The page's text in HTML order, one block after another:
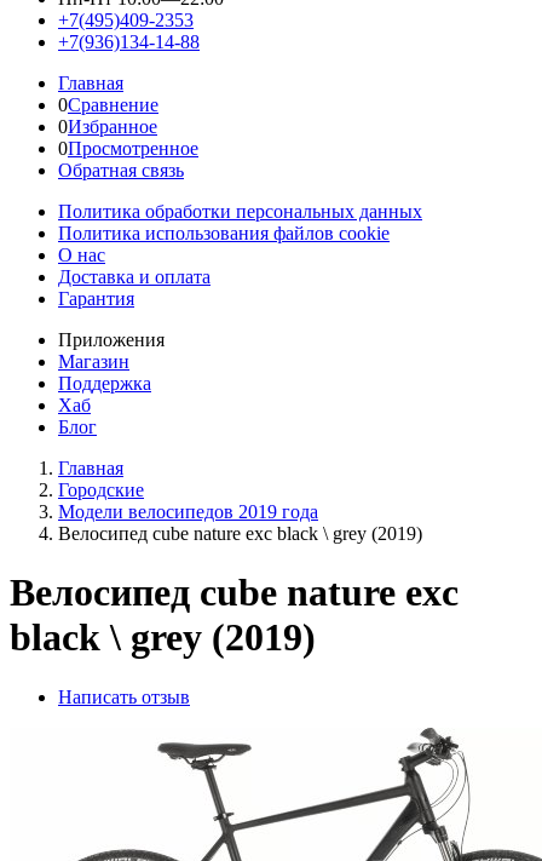
+7(495)409-2353
+7(936)134-14-88
Главная
0Сравнение
0Избранное
0Просмотренное
Обратная связь
Политика обработки персональных данных
Политика использования файлов cookie
О нас
Доставка и оплата
Гарантия
Приложения
Магазин
Поддержка
Хаб
Блог
Главная
Городские
Модели велосипедов 2019 года
Велосипед cube nature exc black \ grey (2019)
Велосипед cube nature exc
black \ grey (2019)
Написать отзыв